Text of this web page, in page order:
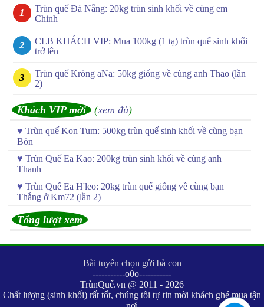
Trùn quế Đà Nẵng: 20kg trùn sinh khối về cùng em
Chinh
CLB KHÁCH VIP: Mua 100kg (1 tạ) trùn quế sinh khối
trở lên
Trùn quế Krông aNa: 50kg giống về cùng anh Thao (lần
2)
Khách VIP mới (xem đủ)
♥ Trùn quế Kon Tum: 500kg trùn quế sinh khối về cùng bạn
Bôn
♥ Trùn Quế Ea Kao: 200kg trùn sinh khối về cùng anh
Thanh
♥ Trùn Quế Ea H'leo: 20kg trùn quế giống về cùng bạn
Thắng ở Km72 (lần 2)
Tổng lượt xem
Bài tuyển chọn gửi bà con
-----------o0o-----------
TrùnQuế.vn @ 2011 - 2026
Chất lượng (sinh khối) rất tốt, chúng tôi tự tin mời khách ghé mua tận